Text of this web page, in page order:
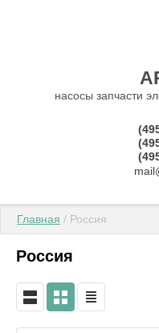
насосы запчасти
Главная / Россия
Россия